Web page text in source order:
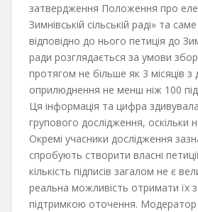
затвердження Положення про
Зимнівській сільській раді» та
відповідно до нього петиція до
ради розглядається за умови
протягом не більше як 3 місяців з
оприлюднення не менш ніж 100
Ця інформація та цифра
групового дослідження, оскільки
Окремі учасники дослідження
спробують створити власні
кількість підписів загалом не є
реальна можливість отримати їх
підтримкою оточення. Модератор